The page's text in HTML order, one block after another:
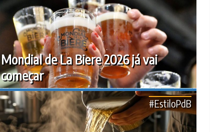
Mondial de La Biere 2026 já vai
começar
#EstiloPdB